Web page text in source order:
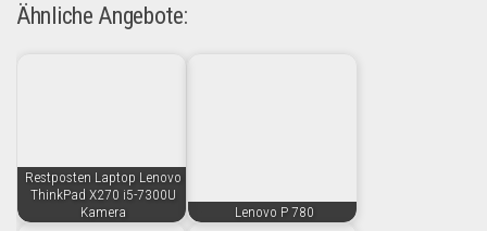
Ähnliche Angebote:
Restposten Laptop Lenovo
ThinkPad X270 i5-7300U
Kamera
Lenovo P 780